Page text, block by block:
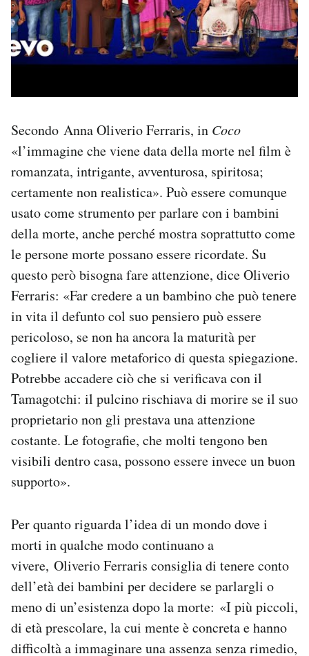
Secondo Anna Oliverio Ferraris, in Coco
«l’immagine che viene data della morte nel film è
romanzata, intrigante, avventurosa, spiritosa;
certamente non realistica». Può essere comunque
usato come strumento per parlare con i bambini
della morte, anche perché mostra soprattutto come
le persone morte possano essere ricordate. Su
questo però bisogna fare attenzione, dice Oliverio
Ferraris: «Far credere a un bambino che può tenere
in vita il defunto col suo pensiero può essere
pericoloso, se non ha ancora la maturità per
cogliere il valore metaforico di questa spiegazione.
Potrebbe accadere ciò che si verificava con il
Tamagotchi: il pulcino rischiava di morire se il suo
proprietario non gli prestava una attenzione
costante. Le fotografie, che molti tengono ben
visibili dentro casa, possono essere invece un buon
supporto».
Per quanto riguarda l’idea di un mondo dove i
morti in qualche modo continuano a
vivere, Oliverio Ferraris consiglia di tenere conto
dell’età dei bambini per decidere se parlargli o
meno di un’esistenza dopo la morte: «I più piccoli,
di età prescolare, la cui mente è concreta e hanno
difficoltà a immaginare una assenza senza rimedio,